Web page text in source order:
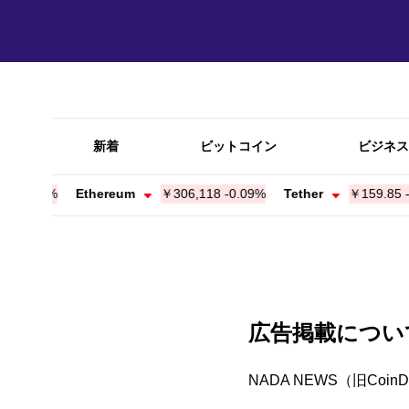
新着 ビットコイン ビジネス
Ethereum ￥306,118 -0.09% Tether ￥159.85-
広告掲載につ
NADA NEWS（旧